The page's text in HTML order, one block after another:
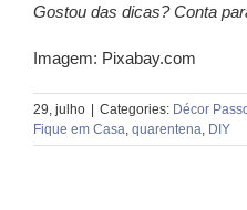
Gostou das dicas? Conta
Imagem: Pixabay.com
29, julho Categories: Décor
Fique em Casa, quarentena, DIY